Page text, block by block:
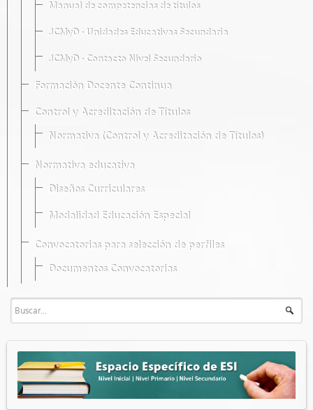
Manual de competencias de títulos
JCMyD · Unidades Educativas Secundaria
JCMyD · Contacto Nivel Secundario
Formación Docente Continua
Control y Acreditación de Títulos
Normativa (Control y Acreditación de Títulos)
Normativa educativa
Diseños Curriculares
Modalidad Educación Especial
Convocatorias para selección de perfiles
Documentos Convocatorias